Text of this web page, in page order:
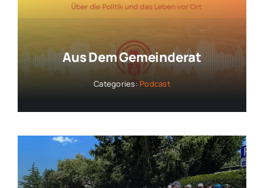
Aus Dem Gemeinderat
Categories: Podcast